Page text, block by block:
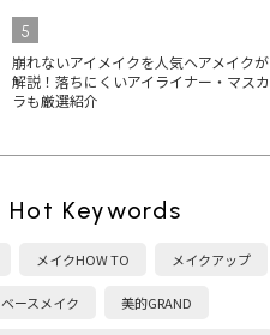
5
崩れないアイメイクを人気ヘアメイクが
解説！落ちにくいアイライナー・マスカ
ラも厳選紹介
Hot Keywords
メイクHOW TO メイクアップ
ベースメイク 美的GRAND